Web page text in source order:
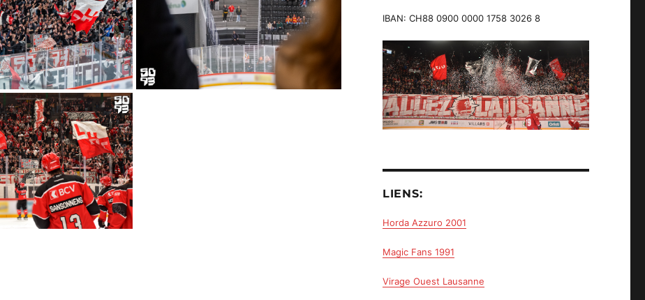
IBAN: CH88 0900 0000 1758 3026 8
LIENS:
Horda Azzuro 2001
Magic Fans 1991
Virage Ouest Lausanne